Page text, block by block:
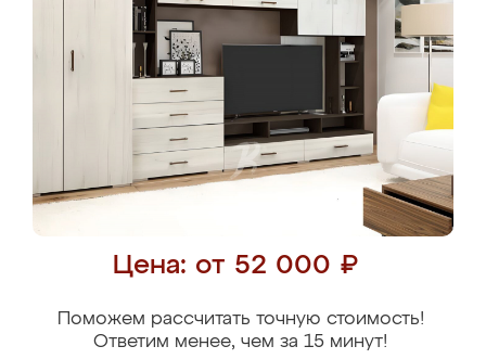
Цена: от 52 000 ₽
Поможем рассчитать точную стоимость!
Ответим менее, чем за 15 минут!